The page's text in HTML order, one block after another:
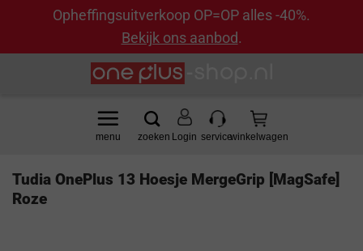
Opheffingsuitverkoop OP=OP alles -40%.
Bekijk ons aanbod.
Login
Tudia OnePlus 13 Hoesje MergeGrip [MagSafe]
Roze